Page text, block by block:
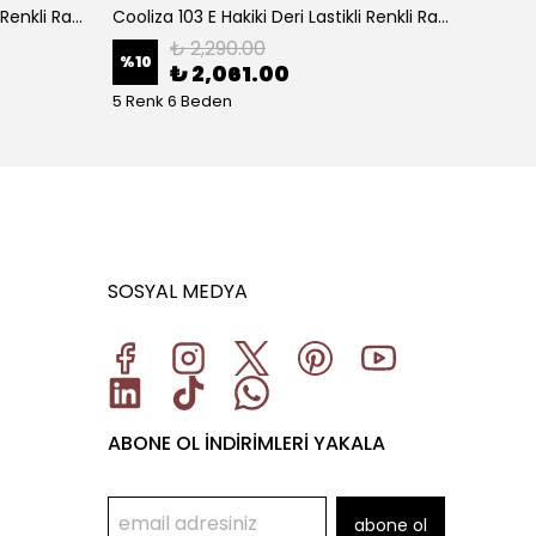
Cooliza 103 E Hakiki Deri Lastikli Renkli Rahat Kadın Günlük Casual Babet Ayakkabı - Bej-Altın Cooliza 103 E Hakiki Deri Lastikli Renkli Rahat Kadın Günlük Casual Babet Ayakkabı - Beyaz Altın
%10 ₺ 2,290.00
₺ 2,061.00
5 Renk 6 Beden
SOSYAL MEDYA
ABONE OL İNDİRİMLERİ YAKALA
abone ol